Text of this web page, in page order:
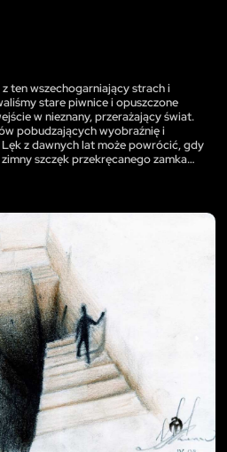
ten wszechogarniający strach i
stare piwnice i opuszczone
w nieznany, przerażający świat.
pobudzających wyobraźnię i
z dawnych lat może powrócić, gdy
szczęk przekręcanego zamka…